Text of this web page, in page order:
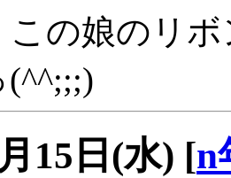
この娘のリ
15日(水) [n